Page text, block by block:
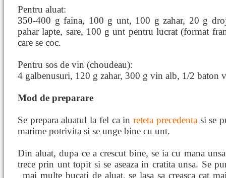
Pentru aluat:
350-400 g faina, 100 g unt, 100 g zahar, 20 g
pahar lapte, sare, 100 g unt pentru lucrat (format
care se coc.
Pentru sos de vin (choudeau):
4 galbenusuri, 120 g zahar, 300 g vin alb, 1/2 baton
Mod de preparare
Se prepara aluatul la fel ca inreteta precedenta si se
marime potrivita si se unge bine cu unt.
Din aluat, dupa ce a crescut bine, se ia cu mana
trece prin unt topit si se aseaza in cratita unsa. Se
mai multe bucati de aluat, se lasa sa creasca cat